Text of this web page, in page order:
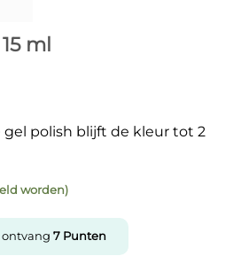
ml
polish blijft de kleur tot 2
worden)
7 Punten